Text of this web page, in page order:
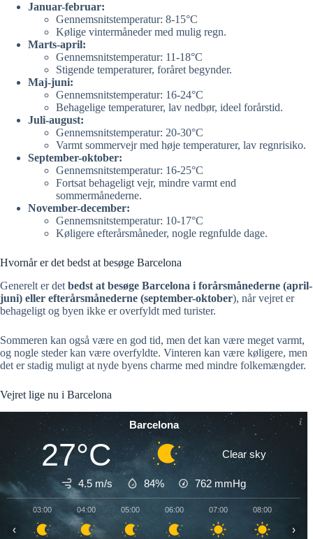
Januar-februar:
Gennemsnitstemperatur: 8-15°C
Kølige vintermåneder med mulig regn.
Marts-april:
Gennemsnitstemperatur: 11-18°C
Stigende temperaturer, foråret begynder.
Maj-juni:
Gennemsnitstemperatur: 16-24°C
Behagelige temperaturer, lav nedbør, ideel forårstid.
Juli-august:
Gennemsnitstemperatur: 20-30°C
Varmt sommervejr med høje temperaturer, lav regnrisiko.
September-oktober:
Gennemsnitstemperatur: 16-25°C
Fortsat behageligt vejr, mindre varmt end
sommermånederne.
November-december:
Gennemsnitstemperatur: 10-17°C
Køligere efterårsmåneder, nogle regnfulde dage.
Hvornår er det bedst at besøge Barcelona
Generelt er det bedst at besøge Barcelona i forårsmånederne (april-
juni) eller efterårsmånederne (september-oktober), når vejret er
behageligt og byen ikke er overfyldt med turister.
Sommeren kan også være en god tid, men det kan være meget varmt,
og nogle steder kan være overfyldte. Vinteren kan være køligere, men
det er stadig muligt at nyde byens charme med mindre folkemængder.
Vejret lige nu i Barcelona
Barcelona
27°C Clear sky
4.5 m/s 84% 762 mmHg
03:00 04:00 05:00 06:00 07:00 08:00
‹ ›